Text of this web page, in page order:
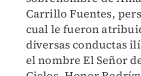
Carrillo Fuentes,
cual le fueron
diversas conductas
el nombre El Señor